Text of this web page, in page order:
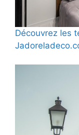
Découvrez les